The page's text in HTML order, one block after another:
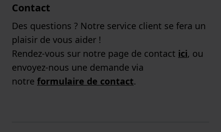
Contact
Des questions ? Notre service client se fera un
plaisir de vous aider !
Rendez-vous sur notre page de contact ici, ou
envoyez-nous une demande via
notre formulaire de contact.